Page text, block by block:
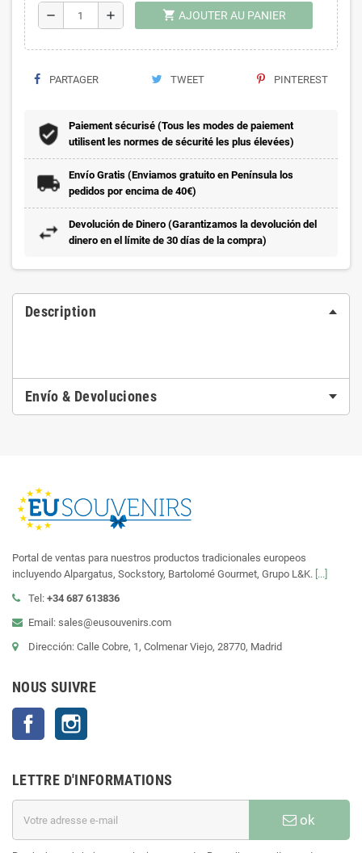
remove add shopping_cart AJOUTER AU PANIER
PARTAGER TWEET PINTEREST
Paiement sécurisé (Tous les modes de paiement
utilisent les normes de sécurité les plus élevées)
Envío Gratis (Enviamos gratuito en Península los
pedidos por encima de 40€)
Devolución de Dinero (Garantizamos la devolución del
dinero en el límite de 30 días de la compra)
Description
Envío & Devoluciones
Portal de ventas para nuestros productos tradicionales europeos
incluyendo Alpargatus, Sockstory, Bartolomé Gourmet, Grupo L&K. [...]
Tel: +34 687 613836
Email: sales@eusouvenirs.com
Dirección: Calle Cobre, 1, Colmenar Viejo, 28770, Madrid
NOUS SUIVRE
Facebook
LETTRE D'INFORMATIONS
ok